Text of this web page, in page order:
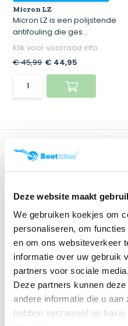
Deze website maakt
We gebruiken koekjes om
personaliseren, om
en om ons websiteverkeer
informatie over uw gebruik
partners voor sociale
Deze partners kunnen
andere informatie die u
hebben verzameld op
Micron LZ
Micron LZ is een polijstende
antifouling die ges...
Klik voor voorraad info
€ 45,99 € 44,95
Epifanes Foul Away
(zelfslijpende onderw...
Zelfslijpende
aangroeiwerende
onderwaterverf op ...
Klik voor voorraad info
€ 54,-